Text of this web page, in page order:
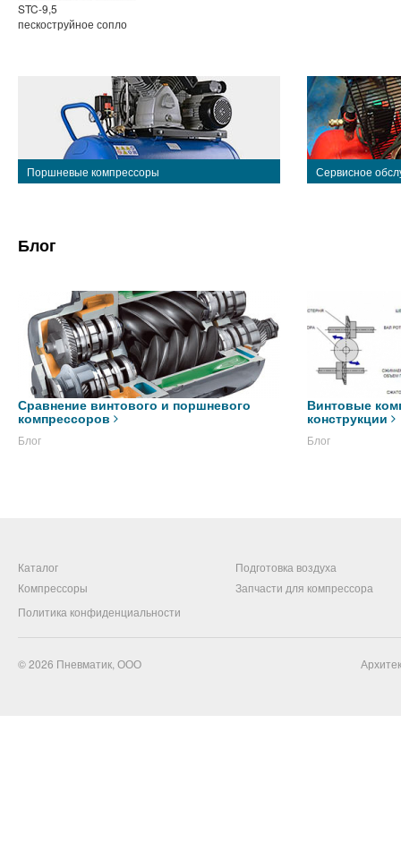
STC-9,5
пескоструйное сопло
Поршневые компрессоры Сервисное
Блог
Сравнение винтового и поршневого
компрессоров
Блог
Винтовые
конструкции
Блог
Каталог
Компрессоры
Подготовка воздуха
Запчасти для компрессора
Политика конфиденциальности
© 2026 Пневматик, ООО